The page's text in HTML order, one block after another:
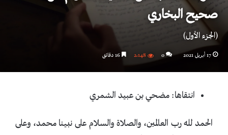
صحيح البخاري
(الجزء الأول)
17 أبريل 2021 0 2٬148
انتقاها: مضحي بن عبيد الشمري
الحمد لله رب العالمين، والصلاة والسلام على نبينا محمد، وعلى